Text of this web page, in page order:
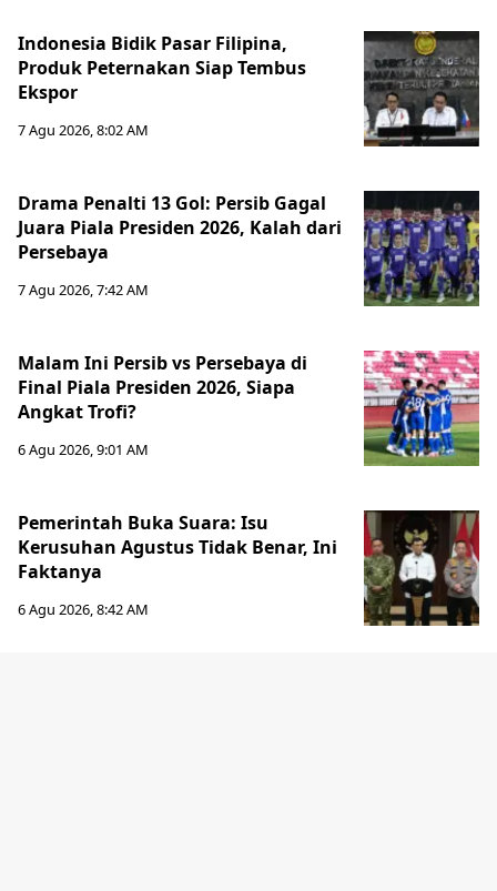
Indonesia Bidik Pasar Filipina,
Produk Peternakan Siap Tembus
Ekspor
7 Agu 2026, 8:02 AM
Drama Penalti 13 Gol: Persib Gagal
Juara Piala Presiden 2026, Kalah dari
Persebaya
7 Agu 2026, 7:42 AM
Malam Ini Persib vs Persebaya di
Final Piala Presiden 2026, Siapa
Angkat Trofi?
6 Agu 2026, 9:01 AM
Pemerintah Buka Suara: Isu
Kerusuhan Agustus Tidak Benar, Ini
Faktanya
6 Agu 2026, 8:42 AM